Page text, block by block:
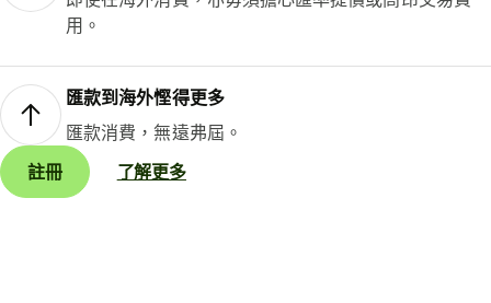
用。
匯款到海外慳得更多
匯款消費，無遠弗屆。
註冊
了解更多